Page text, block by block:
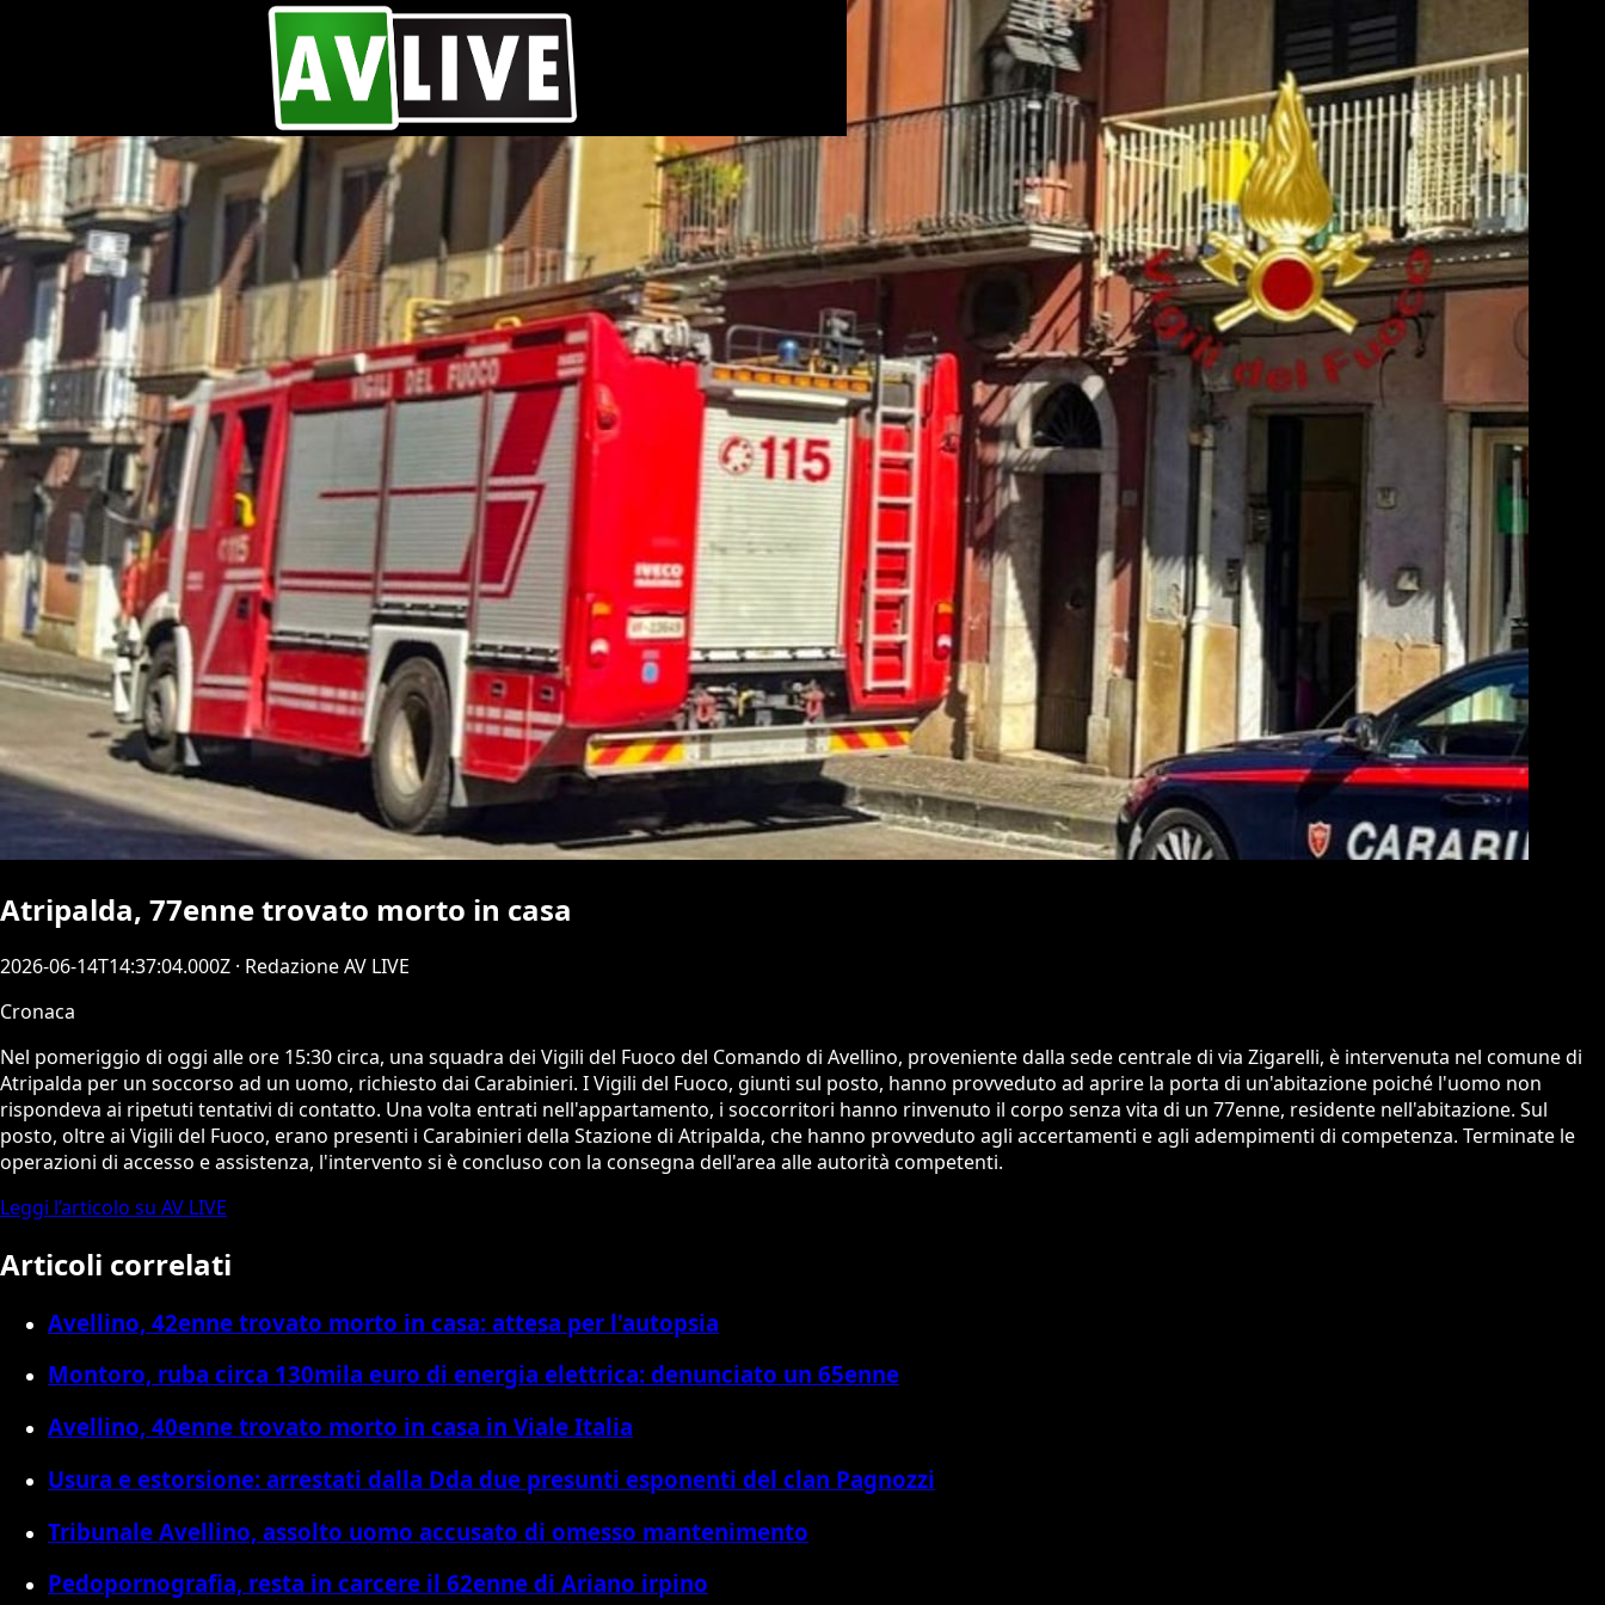
Atripalda, 77enne trovato morto in casa
2026-06-14T14:37:04.000Z · Redazione AV LIVE
Cronaca
Nel pomeriggio di oggi alle ore 15:30 circa, una squadra dei Vigili del Fuoco del Comando di Avellino, proveniente dalla sede centrale di via Zigarelli, è intervenuta nel comune di
Atripalda per un soccorso ad un uomo, richiesto dai Carabinieri. I Vigili del Fuoco, giunti sul posto, hanno provveduto ad aprire la porta di un'abitazione poiché l'uomo non
rispondeva ai ripetuti tentativi di contatto. Una volta entrati nell'appartamento, i soccorritori hanno rinvenuto il corpo senza vita di un 77enne, residente nell'abitazione. Sul
posto, oltre ai Vigili del Fuoco, erano presenti i Carabinieri della Stazione di Atripalda, che hanno provveduto agli accertamenti e agli adempimenti di competenza. Terminate le
operazioni di accesso e assistenza, l'intervento si è concluso con la consegna dell'area alle autorità competenti.
Leggi l’articolo su AV LIVE
Articoli correlati
Avellino, 42enne trovato morto in casa: attesa per l'autopsia
Montoro, ruba circa 130mila euro di energia elettrica: denunciato un 65enne
Avellino, 40enne trovato morto in casa in Viale Italia
Usura e estorsione: arrestati dalla Dda due presunti esponenti del clan Pagnozzi
Tribunale Avellino, assolto uomo accusato di omesso mantenimento
Pedopornografia, resta in carcere il 62enne di Ariano irpino